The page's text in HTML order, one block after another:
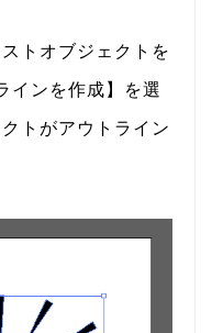
トオブジェクトを
インを作成】を選
トがアウトライン